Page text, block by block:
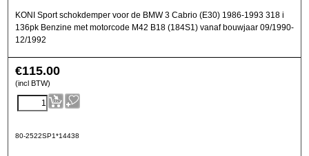
KONI Sport schokdemper voor de BMW 3 Cabrio (E30) 1986-1993 318 i
136pk Benzine met motorcode M42 B18 (184S1) vanaf bouwjaar 09/1990-
12/1992
€115.00
(incl BTW)
80-2522SP1*14438